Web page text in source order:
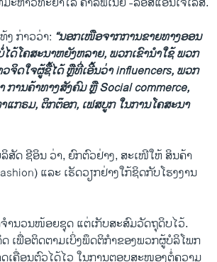
ງ ກ່າວວ່າ: “ນອກເໜືອຈາກການຂາຍທາງອອນ
ດ້ໂຄສະນາຫຍັງຫລາຍ, ພວກເຂົານຳໃຊ້ ພວກ
ຈິດໃຈຜູ້ຊື້ໄດ້ ຫຼືທີ່ເອີ້ນວ່າ influencers, ພວກ
ການຄ້າທາງສັງຄົມ ຫຼື Social commerce,
ແກຣມ, ຕິກຕ໊ອກ, ເຟສບູກ ໃນການໂຄສະນາ
ສັດ ຊີອິນ ວ່າ, ຍົກຕົວຢ່າງ, ສະເໜີໃຫ້ ສິນຄ້າ
ແລະ ເຮັດວຽກຢ່າງໃກ້ຊິດກັບໂຮງງານ
ຳນວນໜ້ອຍຊຸດ ແຕ່ເກັບສະສົມວັດຖຸດິບໄວ້.
ເພື່ອຕິດຕາມເບິ່ງພຶດຕິກຳຂອງພວກຜູ້ບໍລິໂພກ
ເຄື່ອນຕົວໄດ້ໄວ ໃນການຕອບສະໜອງຕໍ່ຄວາມ